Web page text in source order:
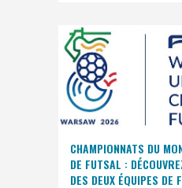
CHAMPIONNATS DU
DE FUTSAL :
DES DEUX ÉQUIPES DE